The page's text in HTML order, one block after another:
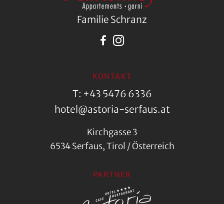
Familie Schranz
KONTAKT
T: +43 5476 6336
hotel@astoria-serfaus.at
Kirchgasse 3
6534 Serfaus, Tirol / Österreich
PARTNER